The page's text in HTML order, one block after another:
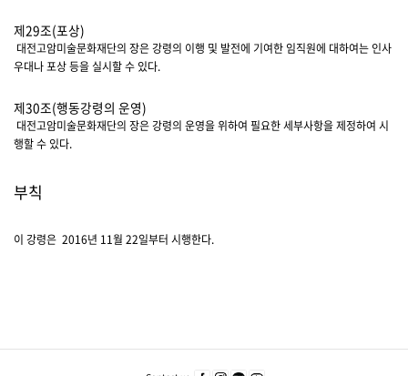
제29조(포상)
대전고암미술문화재단의 장은 강령의 이행 및 발전에 기여한 임직원에 대하여는 인사
우대나 포상 등을 실시할 수 있다.
제30조(행동강령의 운영)
대전고암미술문화재단의 장은 강령의 운영을 위하여 필요한 세부사항을 제정하여 시
행할 수 있다.
부칙
이 강령은 2016년 11월 22일부터 시행한다.